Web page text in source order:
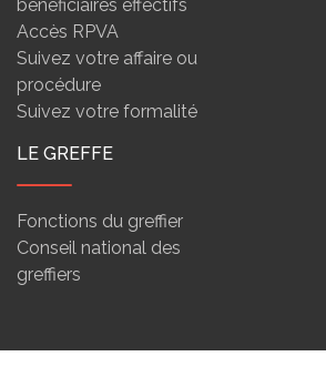
bénéficiaires effectifs
Accès RPVA
Suivez votre affaire ou
procédure
Suivez votre formalité
LE GREFFE
Fonctions du greffier
Conseil national des
greffiers